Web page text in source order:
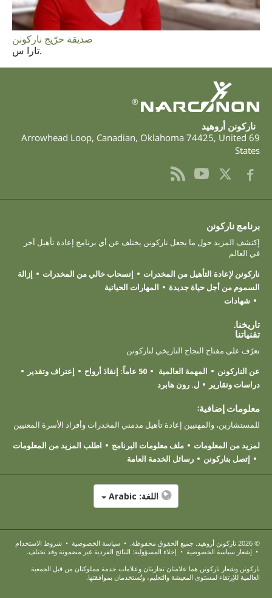
صديقة خرّيج ناركونن
تارا س.
®
ناركونن أروهيد
69 Arrowhead Loop
, Canadian, Oklahoma 74425, United
States
برنامج ناركونن
إكتشف المزيد حول ما يجعل ناركونن يختلف عن أي برنامج إعادة تأهيل آخر
في العالم
ناركونن لإعادة التأهيل من المخدرات
إنسحاب خالي من المخدرات
إزالة
السموم من أجل حياة جديدة
المهارات الحياتية
شهادات
تاريخنا.
تقنياتنا
تعرّف على مفتاح النجاح التاريخي لناركونن
عن الناركونن
المهمة العالمية 50 عاماً: إنقاذ أرواح
إعتراف وتقدير
دراسات وتقارير
ل. رون هابرد
معلومات إضافية:
للمستشارين، والمهنيين إعادة تأهيل مدمني المخدرات وأفراد الأسرة المعنيين
لمزيد من المعلومات
ملف معلومات البرنامج
اطلب المزيد من المعلومات
إتصل بناركونن
رسائل الخدمة العامة
اللغة:
© 2026 ناركونن أروهيد. جميع الحقوق محفوظة. • سياسة الخصوصية • شروط الاستخدام
• إشعار سياسة الخصوصية • إخلاء المسؤولية: النتائج الفردية غير مضمونة وقد تختلف.
ناركونن وشعار ناركونن هما علامتان تجاريتان وعلامات خدمة مملوكتان من قبل الجمعية
العالمية للإرتقاء لمستوى المعيشة والتعليم، وتُستخدمان بموافقتها.